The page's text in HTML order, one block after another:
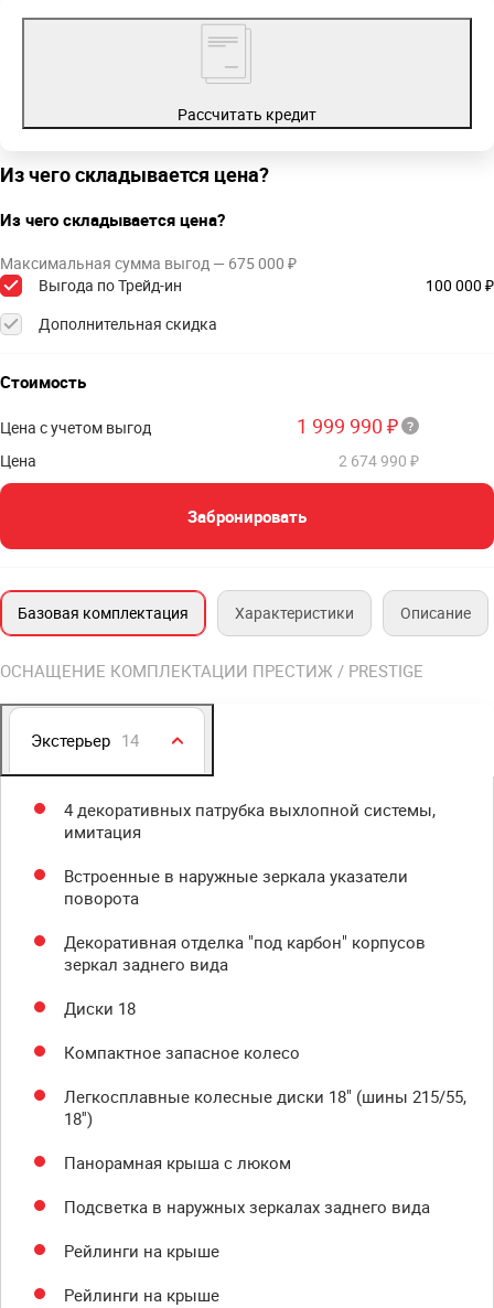
Рассчитать кредит
Из чего складывается цена?
Из чего складывается цена?
Максимальная сумма выгод — 675 000 ₽
Выгода по Трейд-ин
100 000 ₽
Дополнительная скидка
Стоимость
Цена с учетом выгод 1 999 990 ₽
Цена 2 674 990 ₽
Забронировать
Базовая комплектация Характеристики Описание
ОСНАЩЕНИЕ КОМПЛЕКТАЦИИ ПРЕСТИЖ / PRESTIGE
Экстерьер 14
4 декоративных патрубка выхлопной системы,
имитация
Встроенные в наружные зеркала указатели
поворота
Декоративная отделка "под карбон" корпусов
зеркал заднего вида
Диски 18
Компактное запасное колесо
Легкосплавные колесные диски 18" (шины 215/55,
18'')
Панорамная крыша с люком
Подсветка в наружных зеркалах заднего вида
Рейлинги на крыше
Рейлинги на крыше